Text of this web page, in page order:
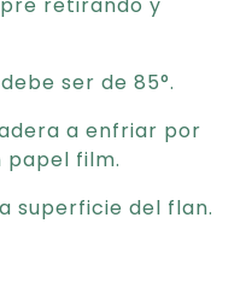
retirando y
ser de 85°.
a enfriar por
papel film.
superficie del flan.